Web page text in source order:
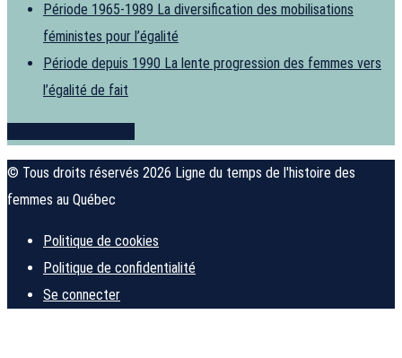
Période 1965-1989 La diversification des mobilisations
féministes pour l’égalité
Période depuis 1990 La lente progression des femmes vers
l’égalité de fait
© Tous droits réservés 2026 Ligne du temps de l'histoire des
femmes au Québec
Politique de cookies
Politique de confidentialité
Se connecter